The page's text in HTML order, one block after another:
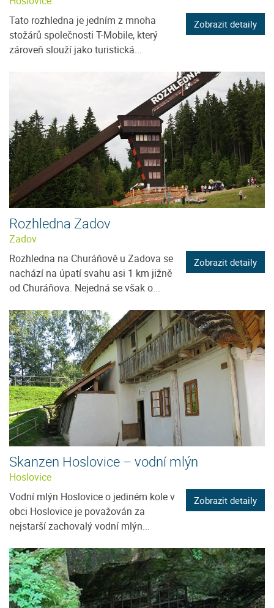
Tato rozhledna je jedním z mnoha
stožárů společnosti T-Mobile, který
zároveň slouží jako turistická...
Zobrazit detaily
Rozhledna Zadov
Zadov
Rozhledna na Churáňově u Zadova se
nachází na úpatí svahu asi 1 km jižně
od Churáňova. Nejedná se však o...
Zobrazit detaily
Skanzen Hoslovice – vodní mlýn
Hoslovice
Vodní mlýn Hoslovice o jediném kole v
obci Hoslovice je považován za
nejstarší zachovalý vodní mlýn...
Zobrazit detaily